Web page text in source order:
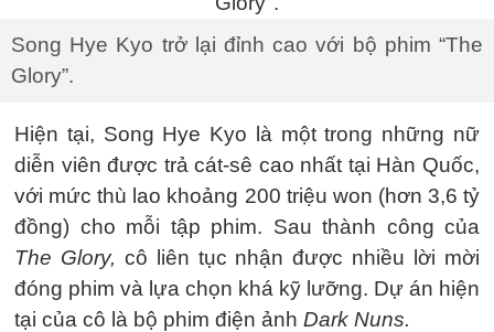
Song Hye Kyo trở lại đỉnh cao với bộ phim “The
Glory”.
Hiện tại, Song Hye Kyo là một trong những nữ
diễn viên được trả cát-sê cao nhất tại Hàn Quốc,
với mức thù lao khoảng 200 triệu won (hơn 3,6 tỷ
đồng) cho mỗi tập phim. Sau thành công của
The Glory, cô liên tục nhận được nhiều lời mời
đóng phim và lựa chọn khá kỹ lưỡng. Dự án hiện
tại của cô là bộ phim điện ảnh Dark Nuns.